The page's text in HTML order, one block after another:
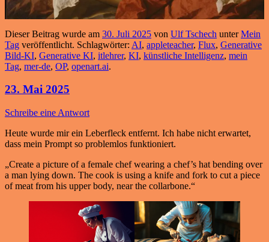
Dieser Beitrag wurde am 30. Juli 2025 von Ulf Tschech unterMein
Tag veröffentlicht. Schlagwörter: AI, appleteacher, Flux, Generative
Bild-KI, Generative KI, itlehrer, KI, künstliche Intelligenz, mein
Tag, mer-de, OP, openart.ai.
23. Mai 2025
Schreibe eine Antwort
Heute wurde mir ein Leberfleck entfernt. Ich habe nicht erwartet,
dass mein Prompt so problemlos funktioniert.
„Create a picture of a female chef wearing a chef’s hat bending over
a man lying down. The cook is using a knife and fork to cut a piece
of meat from his upper body, near the collarbone.“